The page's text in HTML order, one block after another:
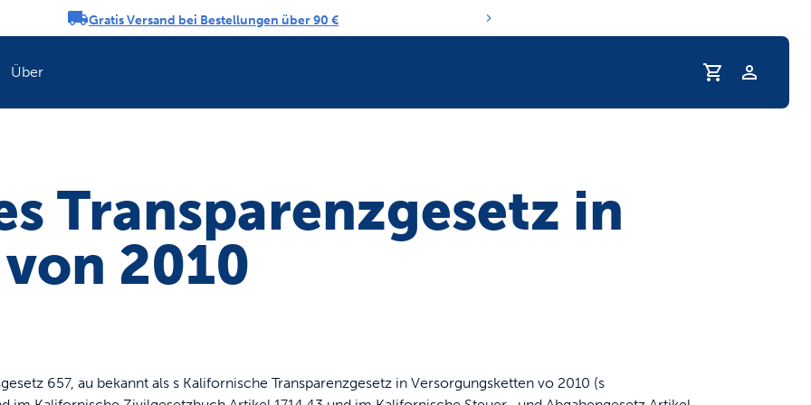
Karussell Gratis Versand bei Bestellungen über 90 €
Über
Profil
Transparenzgesetz in
2010
657, au bekannt als s Kalifornische Transparenzgesetz in Versorgungsketten vo 2010 (s